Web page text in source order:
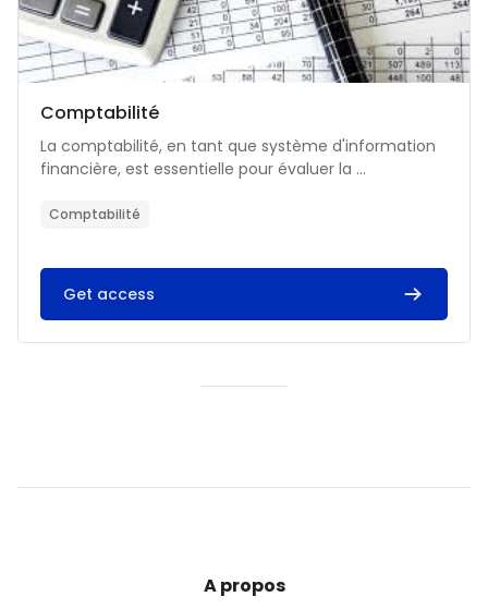
Catégorie de cours
Nom du cours
Comptabilité
Résumé du cours :
La comptabilité, en tant que système d'information
financière, est essentielle pour évaluer la ...
Comptabilité
Get access
A propos